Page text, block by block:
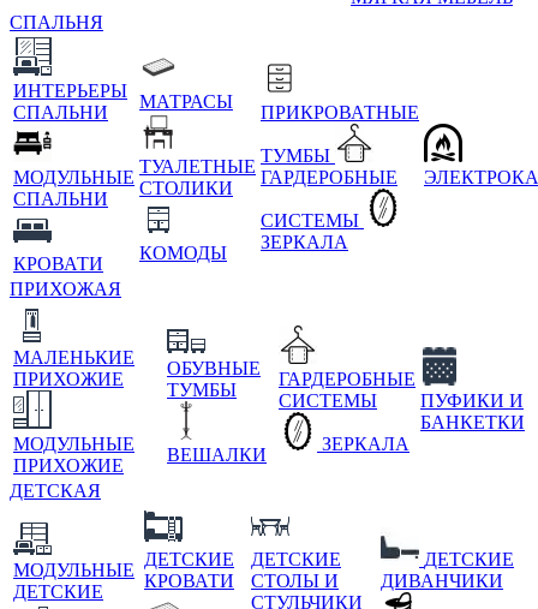
СПАЛЬНЯ
ИНТЕРЬЕРЫ
СПАЛЬНИ
МОДУЛЬНЫЕ
СПАЛЬНИ
КРОВАТИ
МАТРАСЫ
ТУАЛЕТНЫЕ
СТОЛИКИ
КОМОДЫ
ПРИКРОВАТНЫЕ
ТУМБЫ
ГАРДЕРОБНЫЕ
СИСТЕМЫ
ЗЕРКАЛА
ПРИХОЖАЯ
МАЛЕНЬКИЕ
ПРИХОЖИЕ
МОДУЛЬНЫЕ
ПРИХОЖИЕ
ОБУВНЫЕ
ТУМБЫ
ВЕШАЛКИ
ГАРДЕРОБНЫЕ
СИСТЕМЫ
ЗЕРКАЛА
ПУФИКИ И
БАНКЕТКИ
ДЕТСКАЯ
МОДУЛЬНЫЕ
ДЕТСКИЕ
ДЕТСКИЕ
КРОВАТИ
ДЕТСКИЕ
СТОЛЫ И
СТУЛЬЧИКИ
ДЕТСКИЕ
ДИВАНЧИКИ